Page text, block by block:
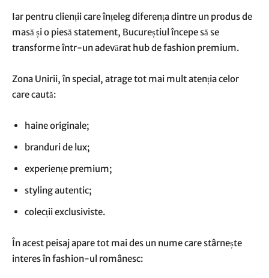
Iar pentru clienții care înțeleg diferența dintre un produs de
masă și o piesă statement, Bucureștiul începe să se
transforme într-un adevărat hub de fashion premium.
Zona Unirii, în special, atrage tot mai mult atenția celor
care caută:
haine originale;
branduri de lux;
experiențe premium;
styling autentic;
colecții exclusiviste.
În acest peisaj apare tot mai des un nume care stârnește
interes în fashion-ul românesc: